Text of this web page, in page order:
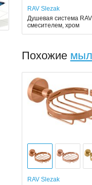
RAV Slezak
Душевая система
смесителем, хром
Похожие
RAV Slezak